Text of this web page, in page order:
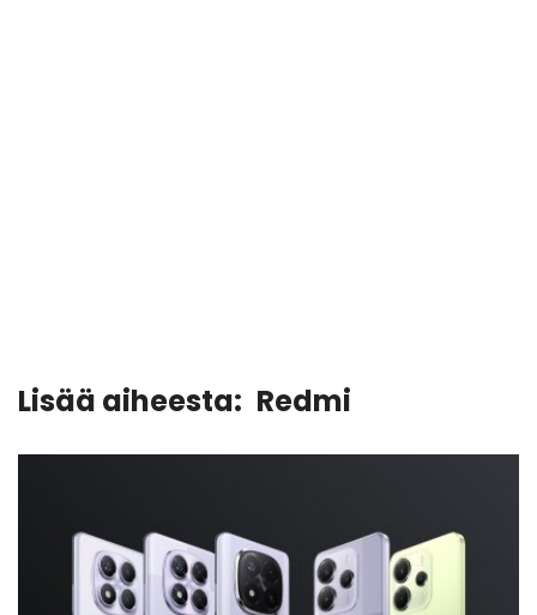
Lisää aiheesta: Redmi